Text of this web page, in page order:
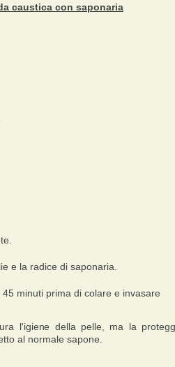
caustica con saponaria
e la radice di saponaria.
minuti prima di colare e invasare
l'igiene della pelle, ma la
al normale sapone.